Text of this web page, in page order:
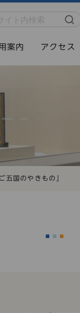
案内 アクセス
五国のやきもの」